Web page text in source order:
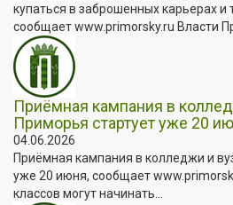
купаться в заброшенных карьерах и
сообщает www.primorsky.ru Власти
Приёмная кампания в
Приморья стартует уже 20
04.06.2026
Приёмная кампания в колледжи и
уже 20 июня, сообщает
классов могут начинать...